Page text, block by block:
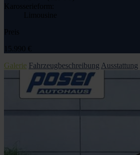
Karosserieform:
Limousine
Preis
15.990 €
Galerie Fahrzeugbeschreibung Ausstattung